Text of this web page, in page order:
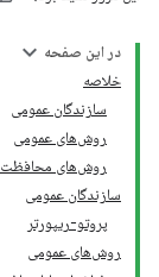
در این صفحه
خلاصه
سازندگان عمومی
روش‌های عمومی
روش‌های
سازندگان عمومی
پروتو-ریپورتر
روش‌های عمومی